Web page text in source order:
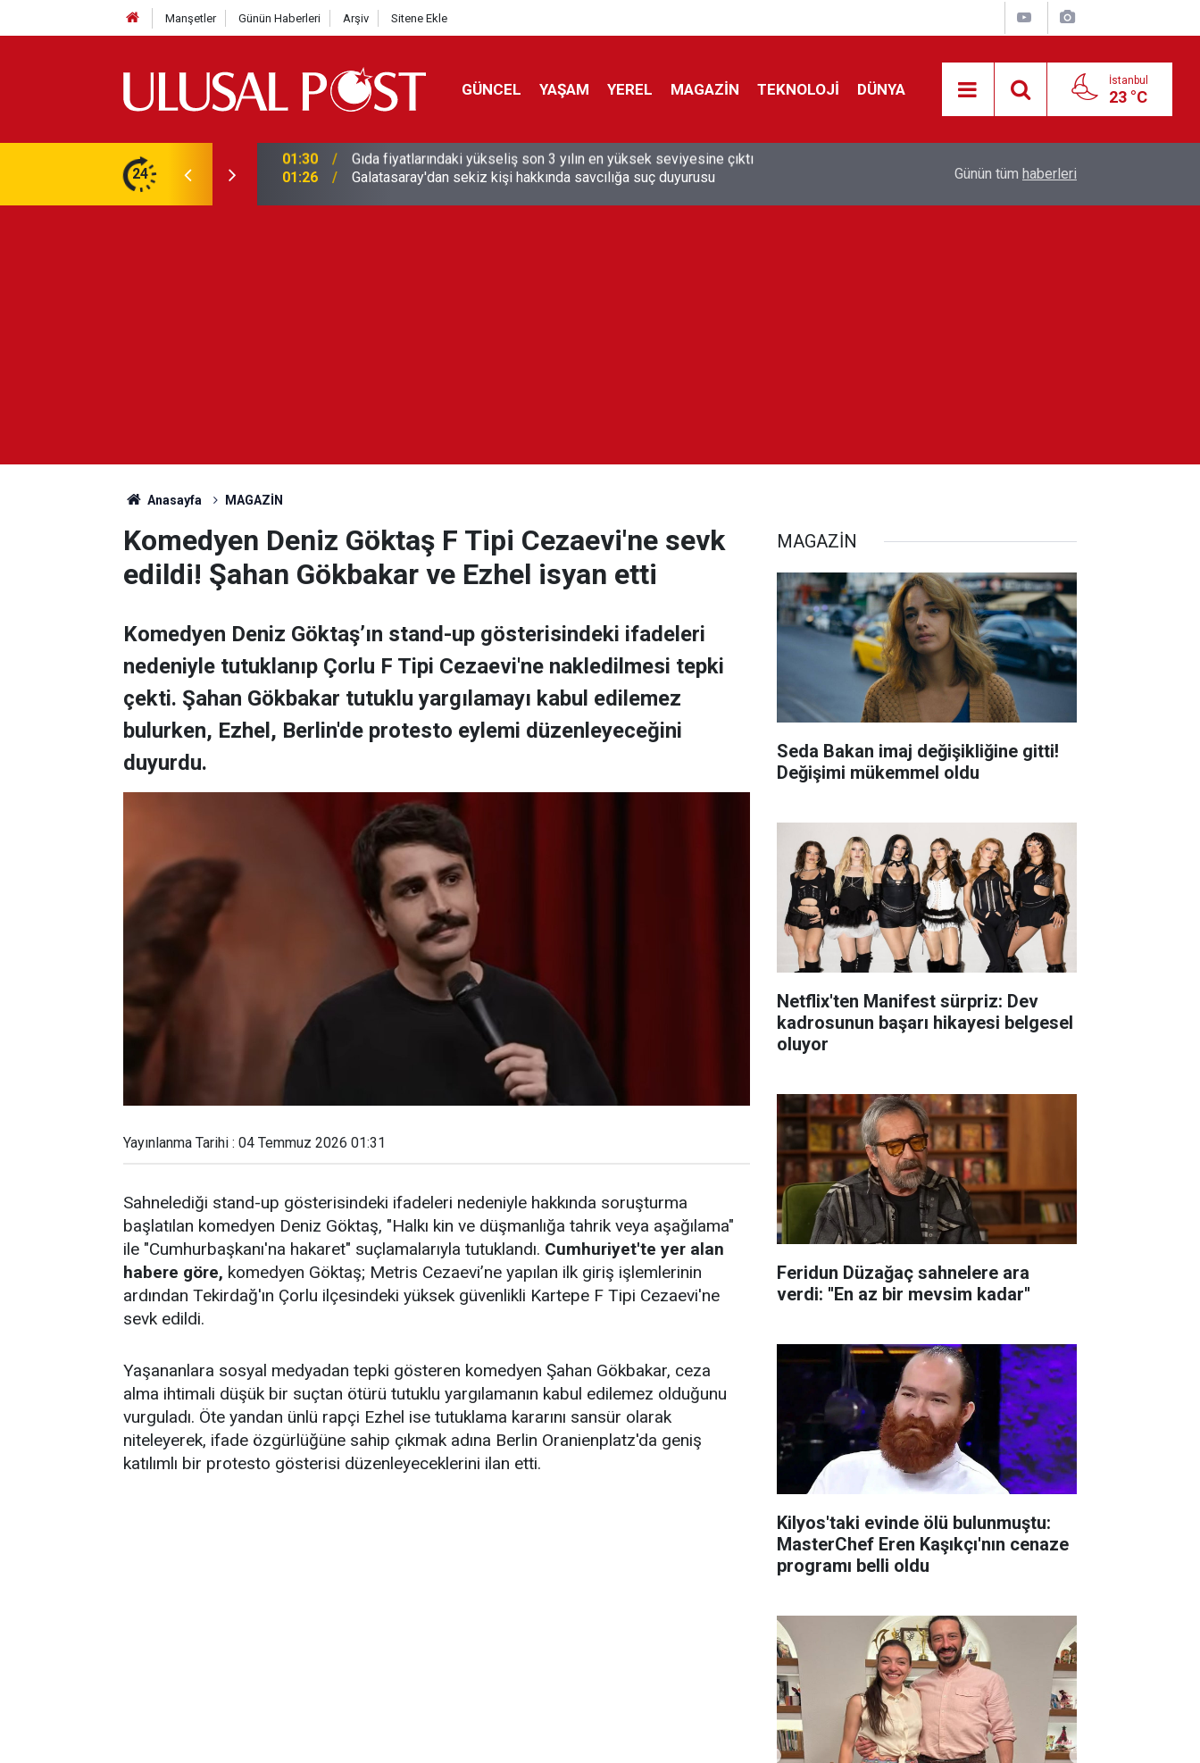
Manşetler Günün Haberleri Arşiv Sitene Ekle
GÜNCEL YAŞAM YEREL MAGAZİN TEKNOLOJİ DÜNYA İstanbul
23 °C
24
en yüksek seviyesine çıktı 01:26 Galatasaray'dan sekiz kişi hakkında savcılığa suç duyurusu
kontrol edecek
Günün tüm haberleri
Anasayfa MAGAZİN
Komedyen Deniz Göktaş F Tipi Cezaevi'ne sevk
edildi! Şahan Gökbakar ve Ezhel isyan etti
Komedyen Deniz Göktaş’ın stand-up gösterisindeki ifadeleri
nedeniyle tutuklanıp Çorlu F Tipi Cezaevi'ne nakledilmesi tepki
çekti. Şahan Gökbakar tutuklu yargılamayı kabul edilemez
bulurken, Ezhel, Berlin'de protesto eylemi düzenleyeceğini
duyurdu.
Yayınlanma Tarihi : 04 Temmuz 2026 01:31
Sahnelediği stand-up gösterisindeki ifadeleri nedeniyle hakkında soruşturma
başlatılan komedyen Deniz Göktaş, "Halkı kin ve düşmanlığa tahrik veya aşağılama"
ile "Cumhurbaşkanı'na hakaret" suçlamalarıyla tutuklandı. Cumhuriyet'te yer alan
habere göre, komedyen Göktaş; Metris Cezaevi’ne yapılan ilk giriş işlemlerinin
ardından Tekirdağ'ın Çorlu ilçesindeki yüksek güvenlikli Kartepe F Tipi Cezaevi'ne
sevk edildi.
Yaşananlara sosyal medyadan tepki gösteren komedyen Şahan Gökbakar, ceza
alma ihtimali düşük bir suçtan ötürü tutuklu yargılamanın kabul edilemez olduğunu
vurguladı. Öte yandan ünlü rapçi Ezhel ise tutuklama kararını sansür olarak
niteleyerek, ifade özgürlüğüne sahip çıkmak adına Berlin Oranienplatz'da geniş
katılımlı bir protesto gösterisi düzenleyeceklerini ilan etti.
MAGAZİN
Seda Bakan imaj değişikliğine gitti!
Değişimi mükemmel oldu
Netflix'ten Manifest sürpriz: Dev
kadrosunun başarı hikayesi belgesel
oluyor
Feridun Düzağaç sahnelere ara
verdi: ''En az bir mevsim kadar''
Kilyos'taki evinde ölü bulunmuştu:
MasterChef Eren Kaşıkçı'nın cenaze
programı belli oldu